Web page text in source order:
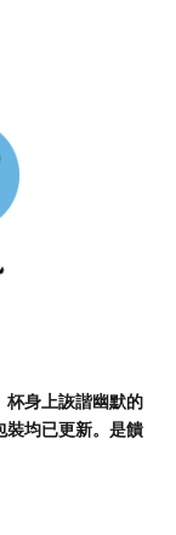
杯身上詼諧幽默的
裝均已更新。是饋